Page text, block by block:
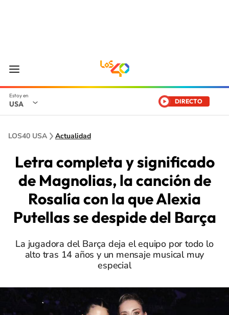
USA DIRECTO
LOS40 USA Actualidad
Letra completa y significado
de Magnolias, la canción de
Rosalía con la que Alexia
Putellas se despide del Barça
La jugadora del Barça deja el equipo por todo lo
alto tras 14 años y un mensaje musical muy
especial